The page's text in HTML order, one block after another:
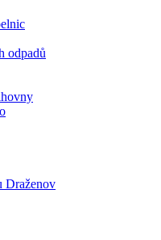
odpadů
Draženov